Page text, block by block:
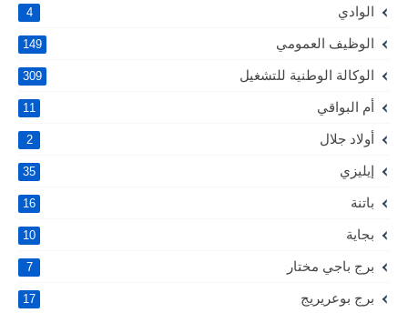
الوادي 4
الوظيف العمومي 149
الوكالة الوطنية للتشغيل 309
أم البواقي 11
أولاد جلال 2
إيليزي 35
باتنة 16
بجاية 10
برج باجي مختار 7
برج بوعريريج 17